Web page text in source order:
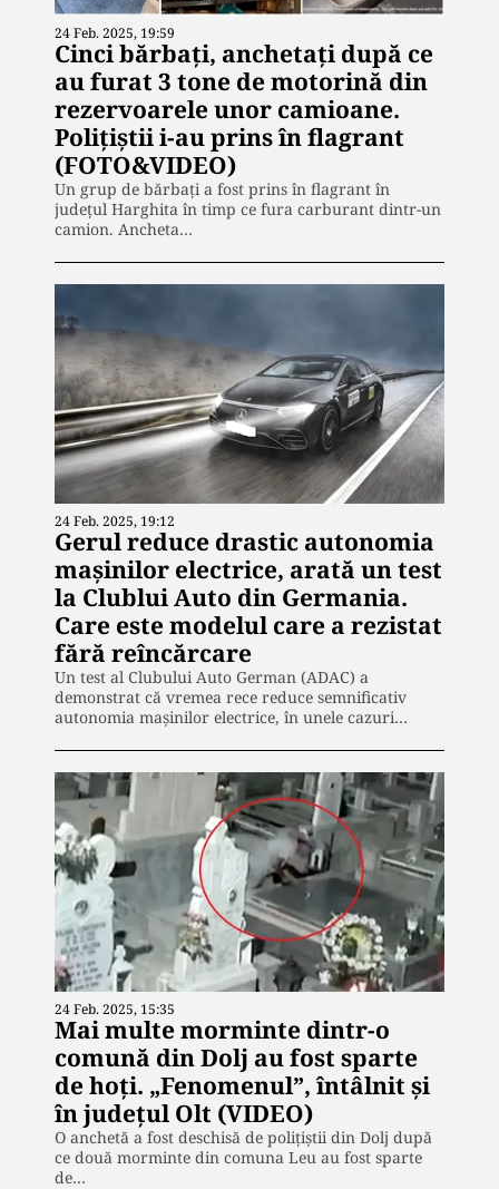
24 Feb. 2025, 19:59
Cinci bărbaţi, anchetaţi după ce
au furat 3 tone de motorină din
rezervoarele unor camioane.
Poliţiştii i-au prins în flagrant
(FOTO&VIDEO)
Un grup de bărbați a fost prins în flagrant în
judeţul Harghita în timp ce fura carburant dintr-un
camion. Ancheta…
24 Feb. 2025, 19:12
Gerul reduce drastic autonomia
mașinilor electrice, arată un test
la Clublui Auto din Germania.
Care este modelul care a rezistat
fără reîncărcare
Un test al Clubului Auto German (ADAC) a
demonstrat că vremea rece reduce semnificativ
autonomia mașinilor electrice, în unele cazuri…
24 Feb. 2025, 15:35
Mai multe morminte dintr-o
comună din Dolj au fost sparte
de hoţi. „Fenomenul”, întâlnit şi
în judeţul Olt (VIDEO)
O anchetă a fost deschisă de poliţiştii din Dolj după
ce două morminte din comuna Leu au fost sparte
de…